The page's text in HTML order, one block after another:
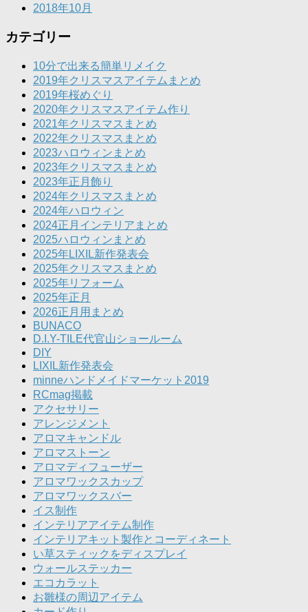
2018年10月
カテゴリー
10分で出来る簡単リメイク
2019年クリスマスアイテムまとめ
2019年桜めぐり
2020年クリスマスアイテム作り
2021年クリスマスまとめ
2022年クリスマスまとめ
2023ハロウィンまとめ
2023年クリスマスまとめ
2023年正月飾り
2024年クリスマスまとめ
2024年ハロウィン
2024正月インテリアまとめ
2025ハロウィンまとめ
2025年LIXIL新作発表会
2025年クリスマスまとめ
2025年リフォーム
2025年正月
2026正月用まとめ
BUNACO
D.I.Y-TILE代官山ショールーム
DIY
LIXIL新作発表会
minneハンドメイドマーケット2019
RCmag掲載
アクセサリー
アレンジメント
アロマキャンドル
アロマストーン
アロマディフューザー
アロマワックスカップ
アロマワックスバー
イス制作
インテリアアイテム制作
インテリアキット製作とコーディネート
い草スティックをディスプレイ
ウォールステッカー
エコカラット
お雛様の周辺アイテム